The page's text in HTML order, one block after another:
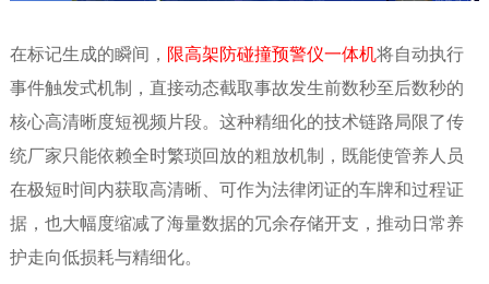
在标记生成的瞬间， 限高架防碰撞预警仪一体机将自动执行
事件触发式机制，直接动态截取事故发生前数秒至后数秒的
核心高清晰度短视频片段。这种精细化的技术链路局限了传
统厂家只能依赖全时繁琐回放的粗放机制，既能使管养人员
在极短时间内获取高清晰、可作为法律闭证的车牌和过程证
据，也大幅度缩减了海量数据的冗余存储开支，推动日常养
护走向低损耗与精细化。